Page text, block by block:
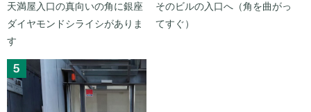
天満屋入口の真向いの角に銀座
ダイヤモンドシライシがありま
す
そのビルの入口へ（角を曲がっ
てすぐ）